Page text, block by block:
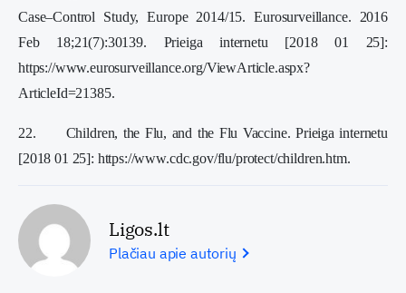
Case–Control Study, Europe 2014/15. Eurosurveillance. 2016
Feb 18;21(7):30139. Prieiga internetu [2018 01 25]:
https://www.eurosurveillance.org/ViewArticle.aspx?
ArticleId=21385.
22. Children, the Flu, and the Flu Vaccine. Prieiga internetu
[2018 01 25]: https://www.cdc.gov/flu/protect/children.htm.
Ligos.lt
Plačiau apie autorių